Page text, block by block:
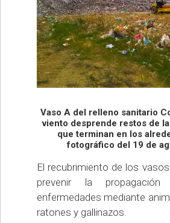
Vaso A del relleno sanitario
viento desprende restos de
que terminan en los
fotográfico del 19 de
El recubrimiento de los
prevenir la
enfermedades mediante
ratones y gallinazos.